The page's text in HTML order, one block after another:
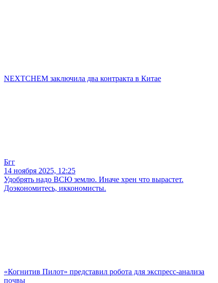
NEXTCHEM заключила два контракта в Китае
Бгг
14 ноября 2025, 12:25
Удобрять надо ВСЮ землю. Иначе хрен что вырастет.
Доэкономитесь, иккономисты.
«Когнитив Пилот» представил робота для экспресс-анализа
почвы